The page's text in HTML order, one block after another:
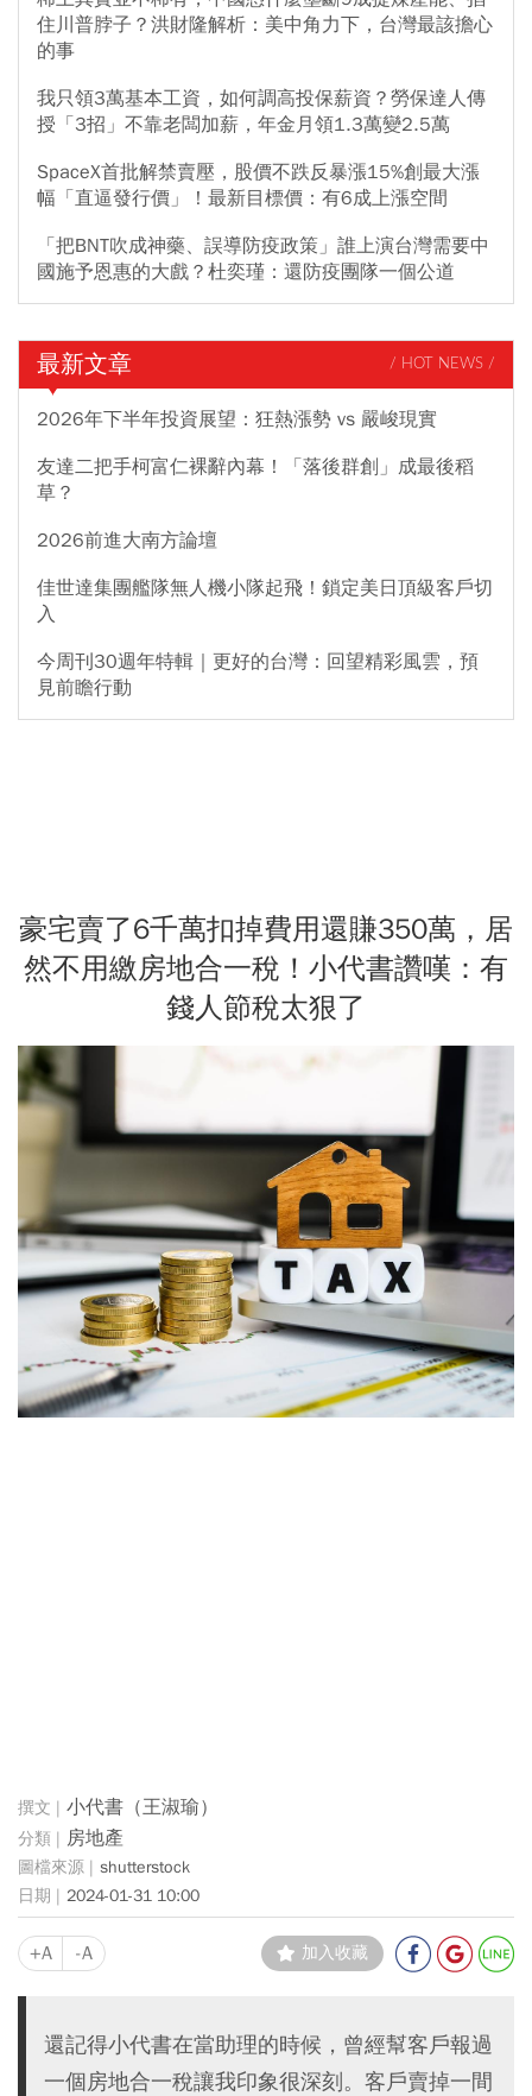
住川普脖子？洪財隆解析：美中角力下，台灣最該擔心
的事
我只領3萬基本工資，如何調高投保薪資？勞保達人傳
授「3招」不靠老闆加薪，年金月領1.3萬變2.5萬
SpaceX首批解禁賣壓，股價不跌反暴漲15%創最大漲
幅「直逼發行價」！最新目標價：有6成上漲空間
「把BNT吹成神藥、誤導防疫政策」誰上演台灣需要中
國施予恩惠的大戲？杜奕瑾：還防疫團隊一個公道
最新文章 / HOT NEWS /
2026年下半年投資展望：狂熱漲勢 vs 嚴峻現實
友達二把手柯富仁裸辭內幕！「落後群創」成最後稻
草？
2026前進大南方論壇
佳世達集團艦隊無人機小隊起飛！鎖定美日頂級客戶切
入
今周刊30週年特輯｜更好的台灣：回望精彩風雲，預
見前瞻行動
豪宅賣了6千萬扣掉費用還賺350萬，居
然不用繳房地合一稅！小代書讚嘆：有
錢人節稅太狠了
小代書（王淑瑜）
房地產
shutterstock
2024-01-31 10:00
+A -A 加入收藏
還記得小代書在當助理的時候，曾經幫客戶報過
一個房地合一稅讓我印象很深刻。客戶賣掉一間